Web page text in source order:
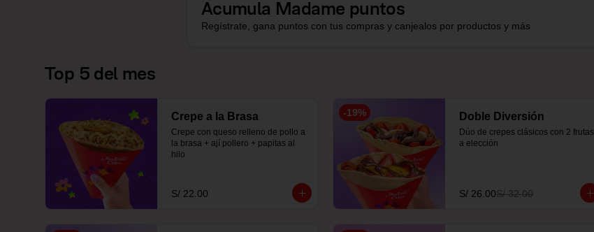
Acumula Madame puntos
Regístrate, gana puntos con tus compras y canjealos por productos y más
Top 5 del mes
Crepe a la Brasa
Crepe con queso relleno de pollo a
la brasa + ají pollero + papitas al
hilo
S/ 22.00
-19% Doble Diversión
Dúo de crepes clásicos con 2 frutas
a elección
S/ 26.00S/ 32.00